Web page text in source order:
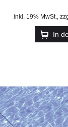
inkl. 19% MwSt.
In